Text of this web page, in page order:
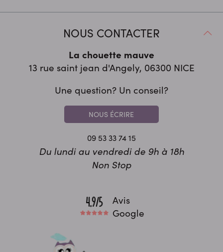
NOUS CONTACTER
La chouette mauve
13 rue saint jean d'Angely, 06300 NICE
Une question? Un conseil?
NOUS ÉCRIRE
09 53 33 74 15
Du lundi au vendredi de 9h à 18h
Non Stop
Avis
Google